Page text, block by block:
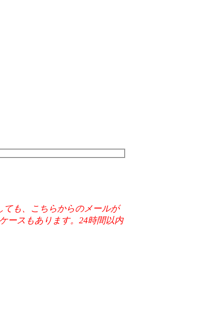
ても、こちらからのメールが
ースもあります。24時間以内